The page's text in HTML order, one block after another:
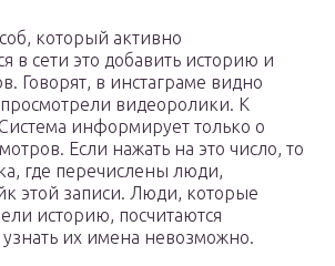
который активно
в сети это добавить историю и
Говорят, в инстаграме видно
видеоролики. К
информирует только о
Если нажать на это число, то
где перечислены люди,
этой записи. Люди, которые
историю, посчитаются
их имена невозможно.